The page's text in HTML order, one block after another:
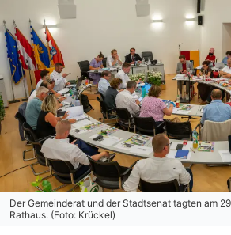
Der Gemeinderat und der Stadtsenat tagten am
Rathaus. (Foto: Krückel)